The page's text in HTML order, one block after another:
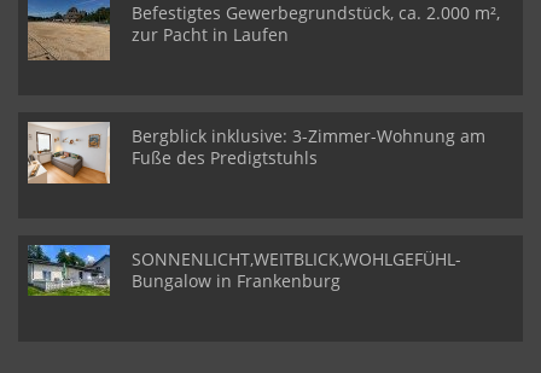
Befestigtes Gewerbegrundstück, ca. 2.000 m²,
zur Pacht in Laufen
Bergblick inklusive: 3-Zimmer-Wohnung am
Fuße des Predigtstuhls
SONNENLICHT,WEITBLICK,WOHLGEFÜHL-
Bungalow in Frankenburg